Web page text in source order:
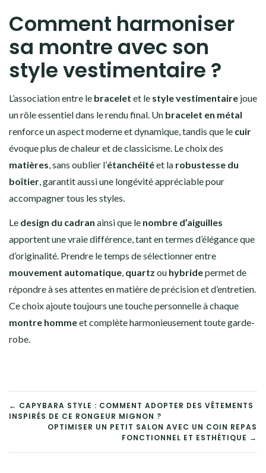
Comment harmoniser
sa montre avec son
style vestimentaire ?
L’association entre le bracelet et le style vestimentaire joue
un rôle essentiel dans le rendu final. Un bracelet en métal
renforce un aspect moderne et dynamique, tandis que le cuir
évoque plus de chaleur et de classicisme. Le choix des
matières, sans oublier l’étanchéitéet la robustesse du
boîtier, garantit aussi une longévité appréciable pour
accompagner tous les styles.
Le design du cadran ainsi que le nombre d’aiguilles
apportent une vraie différence, tant en termes d’élégance que
d’originalité. Prendre le temps de sélectionner entre
mouvement automatique, quartz ou hybridepermet de
répondre à ses attentes en matière de précision et d’entretien.
Ce choix ajoute toujours une touche personnelle à chaque
montre hommeet complète harmonieusement toute garde-
robe.
NAVIGATION
L’ARTICLE
← CAPYBARA STYLE : COMMENT ADOPTER DES VÊTEMENTS
INSPIRÉS DE CE RONGEUR MIGNON ?
OPTIMISER UN PETIT SALON AVEC UN COIN REPAS
FONCTIONNEL ET ESTHÉTIQUE →